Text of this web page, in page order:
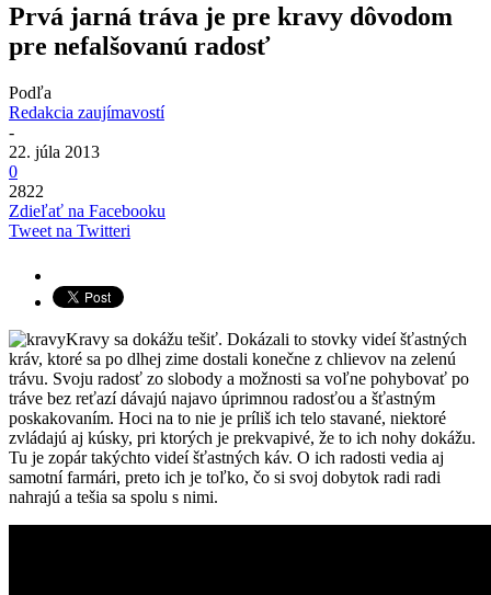
Prvá jarná tráva je pre kravy dôvodom
pre nefalšovanú radosť
Podľa
Redakcia zaujímavostí
-
22. júla 2013
0
2822
Zdieľať na Facebooku
Tweet na Twitteri
Kravy sa dokážu tešiť. Dokázali to stovky videí šťastných
kráv, ktoré sa po dlhej zime dostali konečne z chlievov na zelenú
trávu. Svoju radosť zo slobody a možnosti sa voľne pohybovať po
tráve bez reťazí dávajú najavo úprimnou radosťou a šťastným
poskakovaním. Hoci na to nie je príliš ich telo stavané, niektoré
zvládajú aj kúsky, pri ktorých je prekvapivé, že to ich nohy dokážu.
Tu je zopár takýchto videí šťastných káv. O ich radosti vedia aj
samotní farmári, preto ich je toľko, čo si svoj dobytok radi radi
nahrajú a tešia sa spolu s nimi.